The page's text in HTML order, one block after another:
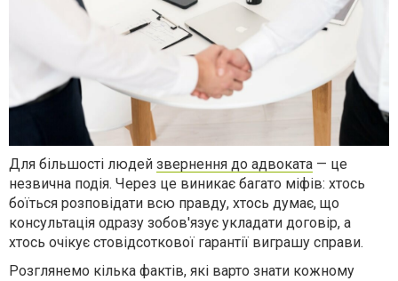
Для більшості людей звернення до адвоката — це
незвична подія. Через це виникає багато міфів: хтось
боїться розповідати всю правду, хтось думає, що
консультація одразу зобов'язує укладати договір, а
хтось очікує стовідсоткової гарантії виграшу справи.
Розглянемо кілька фактів, які варто знати кожному